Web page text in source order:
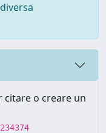
citare o creare un